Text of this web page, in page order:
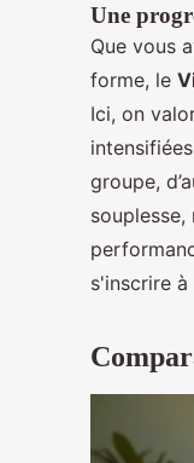
Une
Que vous
forme, le
Ici, on
groupe,
s'inscrire à